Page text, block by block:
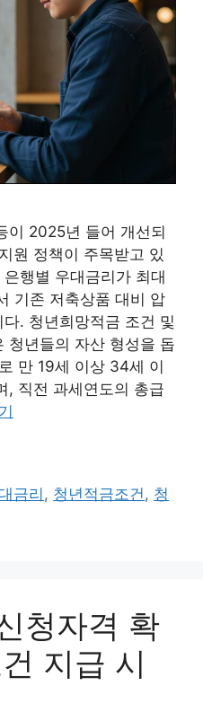
이 2025년 들어 개선되
원 정책이 주목받고 있
행별 우대금리가 최대
기존 저축상품 대비 압
. 청년희망적금 조건 및
청년들의 자산 형성을 돕
만 19세 이상 34세 이
, 직전 과세연도의 총급
금리 , 청년적금조건, 청
청자격 확
지급 시